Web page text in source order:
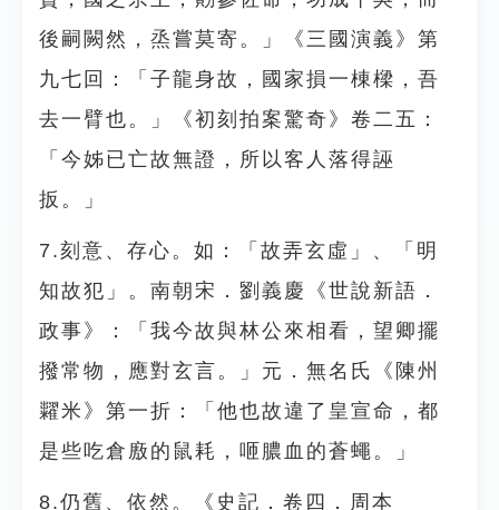
後嗣闕然，烝嘗莫寄。」《三國演義》第
九七回：「子龍身故，國家損一棟樑，吾
去一臂也。」《初刻拍案驚奇》卷二五：
「今姊已亡故無證，所以客人落得誣
扳。」
7.刻意、存心。如：「故弄玄虛」、「明
知故犯」。南朝宋．劉義慶《世說新語．
政事》：「我今故與林公來相看，望卿擺
撥常物，應對玄言。」元．無名氏《陳州
糶米》第一折：「他也故違了皇宣命，都
是些吃倉廒的鼠耗，咂膿血的蒼蠅。」
8.仍舊、依然。《史記．卷四．周本